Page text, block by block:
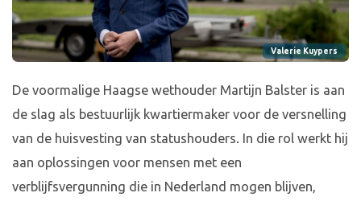
Valerie Kuypers
De voormalige Haagse wethouder Martijn Balster is aan
de slag als bestuurlijk kwartiermaker voor de versnelling
van de huisvesting van statushouders. In die rol werkt hij
aan oplossingen voor mensen met een
verblijfsvergunning die in Nederland mogen blijven,